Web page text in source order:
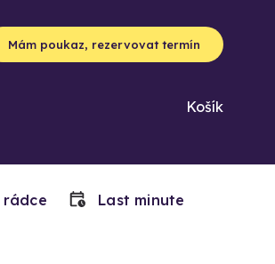
Mám poukaz, rezervovat termín
Košík
rádce Last minute